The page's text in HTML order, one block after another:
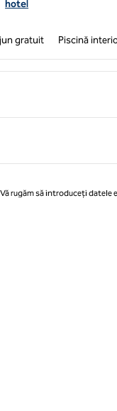
hotel
gratuit Piscină
1
rugăm să introduceți datele